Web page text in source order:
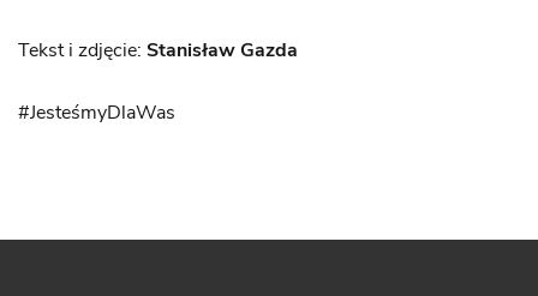
Tekst i zdjęcie: Stanisław Gazda
#JesteśmyDlaWas